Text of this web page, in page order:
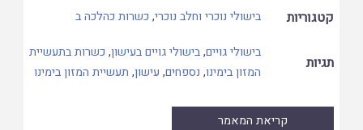
קטגוריות בישולי נוכרי וחלב נוכרי, כשרות כהלכה ב
תגיות
בישולי גויים,בישולי גויים בעישון, כשרות בתעשיית
המזון בימינו, נספחים, עישון, תעשיית המזון בימינו
קריאת המאמר